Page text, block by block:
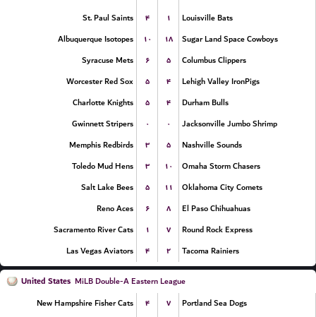
St. Paul Saints
۴ ۱
Louisville Bats
Albuquerque Isotopes
۱۰ ۱۸
Sugar Land Space Cowboys
Syracuse Mets
۶ ۵
Columbus Clippers
Worcester Red Sox
۵ ۴
Lehigh Valley IronPigs
Charlotte Knights
۵ ۴
Durham Bulls
Gwinnett Stripers
۰ ۰
Jacksonville Jumbo Shrimp
Memphis Redbirds
۳ ۵
Nashville Sounds
Toledo Mud Hens
۳ ۱۰
Omaha Storm Chasers
Salt Lake Bees
۵ ۱۱
Oklahoma City Comets
Reno Aces
۶ ۸
El Paso Chihuahuas
Sacramento River Cats
۱ ۷
Round Rock Express
Las Vegas Aviators
۴ ۲ Tacoma Rainiers
United States MiLB Double-A Eastern League
New Hampshire Fisher Cats
۴ ۷
Portland Sea Dogs